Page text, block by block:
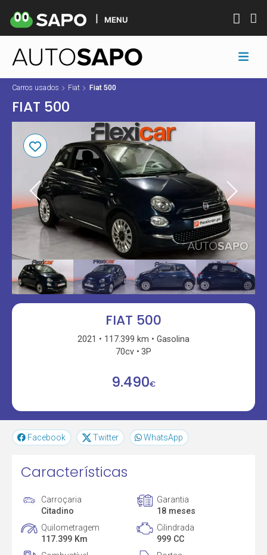
MENU
Carros usados Fiat Fiat 500
FIAT 500
FIAT 500
2021 117.399 km
Gasolina
70cv
3P
9.490€
Facebook Twitter WhatsApp
Características
Carroçaria
Citadino
Garantia
18 meses
Quilometragem
117.399 Km
Cilindrada
999 CC